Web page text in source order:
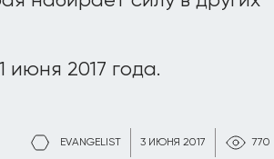
EVANGELIST 3 ИЮНЯ 2017 770
июня 2017 года.